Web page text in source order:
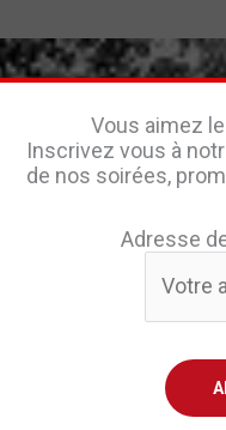
Vous aimez
Inscrivez vous à
de nos soirées,
Adresse